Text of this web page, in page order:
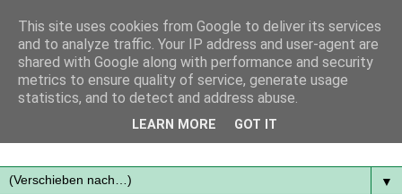
Mit frischen Themen aus der Region immer auf dem
▼
This site uses cookies from Google to deliver its services
and to analyze traffic. Your IP address and user-agent are
shared with Google along with performance and security
metrics to ensure quality of service, generate usage
statistics, and to detect and address abuse.
LEARN MORE GOT IT